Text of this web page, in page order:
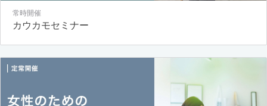
常時開催
カウカモセミナー